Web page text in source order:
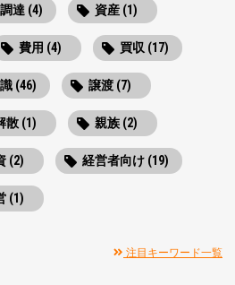
達 (4) 資産 (1)
費用 (4) 買収 (17)
(46) 譲渡 (7)
散 (1) 親族 (2)
(2) 経営者向け (19)
(1)
注目キーワード一覧